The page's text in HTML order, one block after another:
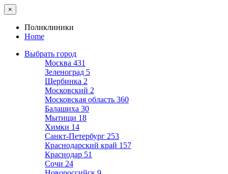
×
Поликлиники
Home
Выбрать город
Москва 431
Зеленоград 5
Щербинка 2
Московский 2
Московская область 360
Балашиха 30
Мытищи 18
Химки 14
Санкт-Петербург 253
Краснодарский край 157
Краснодар 51
Сочи 24